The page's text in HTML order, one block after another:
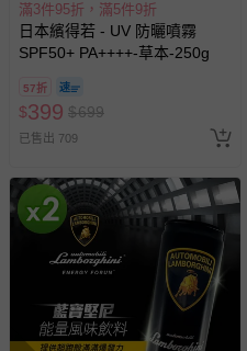
滿3件95折，滿5件9折
日本繽得若 - UV 防曬噴霧
SPF50+ PA++++-草本-250g
57折
$399 $699
已售出 709